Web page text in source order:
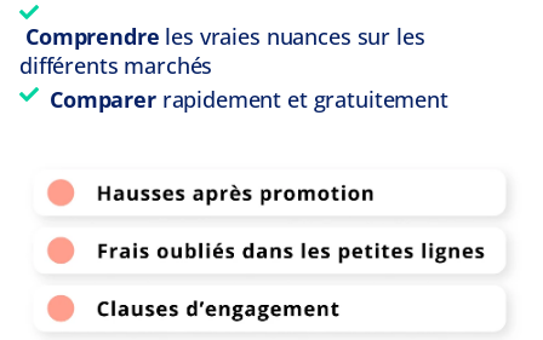
Comprendre les vraies nuances sur les
différents marchés
Comparerrapidement et gratuitement